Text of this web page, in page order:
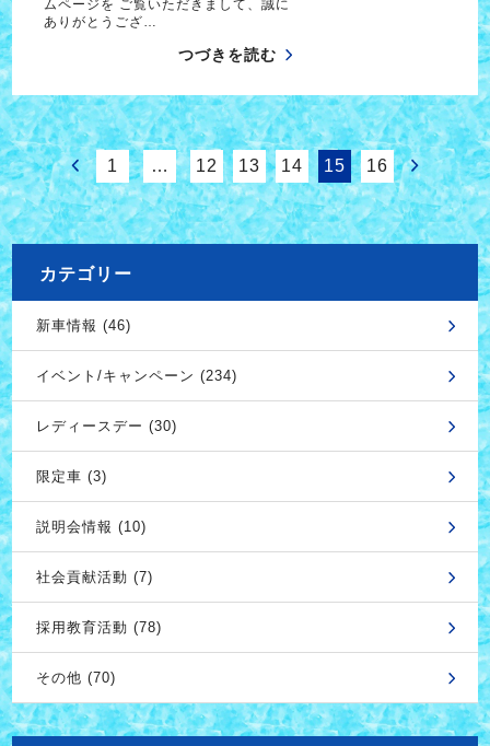
ムページを ご覧いただきまして、誠に
ありがとうござ…
つづきを読む
1 … 12 13 14 15 16
カテゴリー
新車情報 (46)
イベント/キャンペーン (234)
レディースデー (30)
限定車 (3)
説明会情報 (10)
社会貢献活動 (7)
採用教育活動 (78)
その他 (70)